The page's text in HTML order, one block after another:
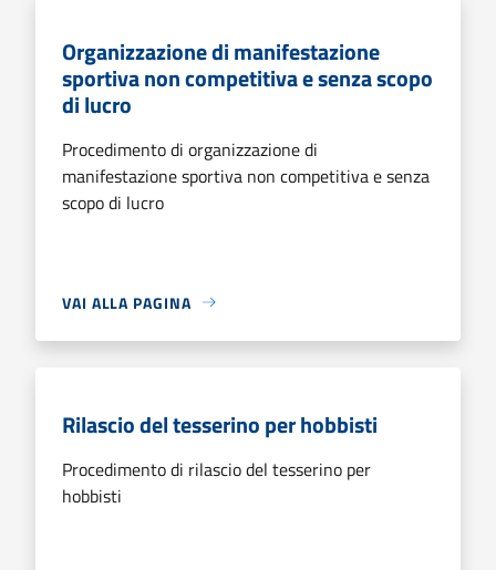
Organizzazione di manifestazione
sportiva non competitiva e senza scopo
di lucro
Procedimento di organizzazione di
manifestazione sportiva non competitiva e senza
scopo di lucro
VAI ALLA PAGINA
Rilascio del tesserino per hobbisti
Procedimento di rilascio del tesserino per
hobbisti